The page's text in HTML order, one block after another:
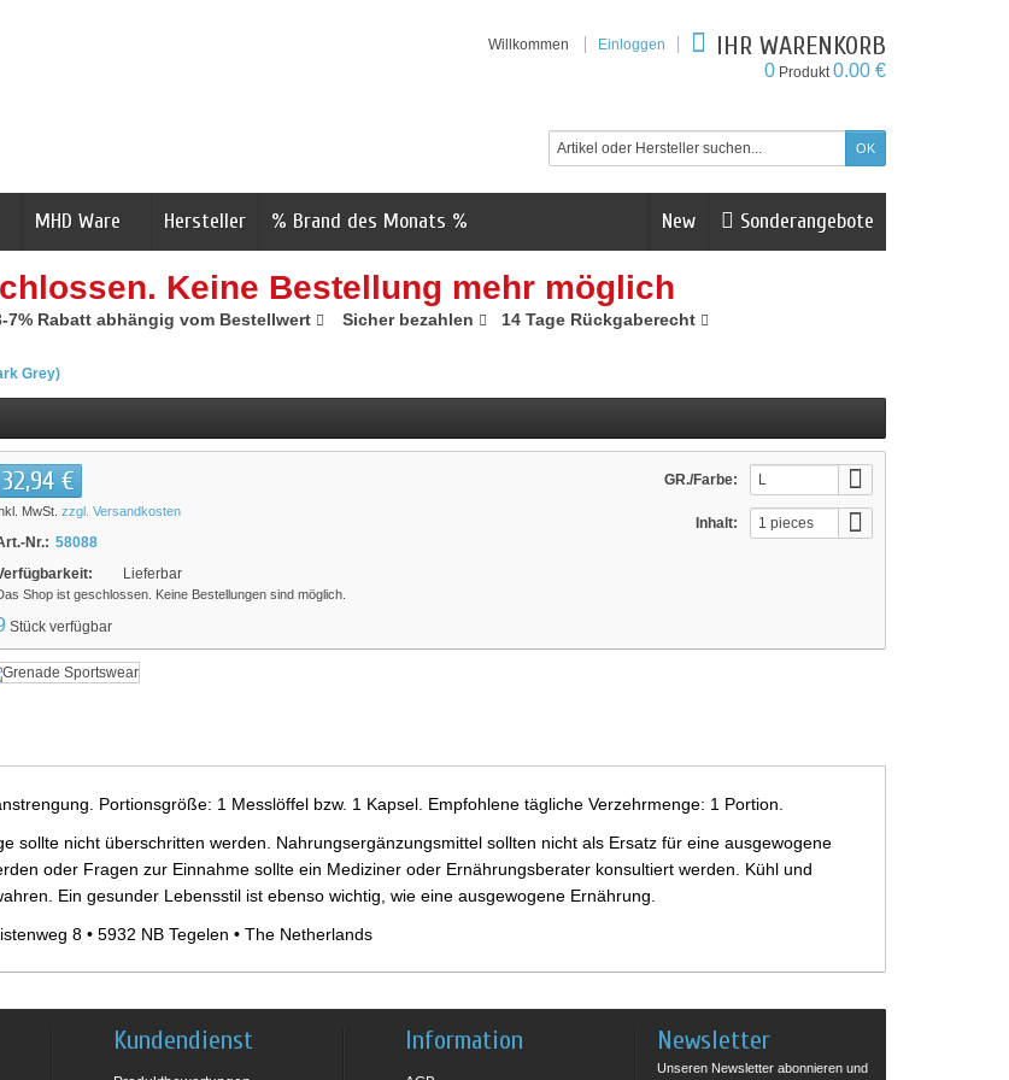
Willkommen Einloggen IHR WARENKORB
0 Produkt0.00 €
Sonderangebote
New
MHD Ware Hersteller % Brand des Monats %
Keine Bestellung mehr möglich
7% Rabatt abhängig vom Bestellwert Sicher bezahlen 14 Tage Rückgaberecht
Grey)
GR./Farbe: L
Inhalt: 1 pieces
32,94 €
MwSt. zzgl. Versandkosten
Nr.: 58088
Lieferbar
Shop ist geschlossen. Keine Bestellungen sind möglich.
Stück verfügbar
Portionsgröße: 1 Messlöffel bzw. 1 Kapsel. Empfohlene tägliche Verzehrmenge: 1 Portion.
sollte nicht überschritten werden. Nahrungsergänzungsmittel sollten nicht als Ersatz für eine ausgewogene
oder Fragen zur Einnahme sollte ein Mediziner oder Ernährungsberater konsultiert werden. Kühl und
Ein gesunder Lebensstil ist ebenso wichtig, wie eine ausgewogene Ernährung.
8 • 5932 NB Tegelen • The Netherlands
Kundendienst Information Newsletter
Unseren Newsletter abonnieren und